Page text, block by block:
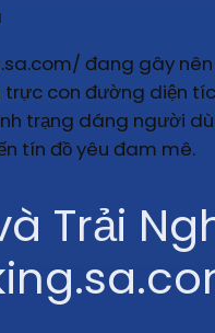
đang gây nên
con đường diện
trạng dáng người
tín đồ yêu đam mê.
Trải